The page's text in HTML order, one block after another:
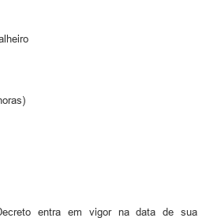
entra em vigor na data de sua